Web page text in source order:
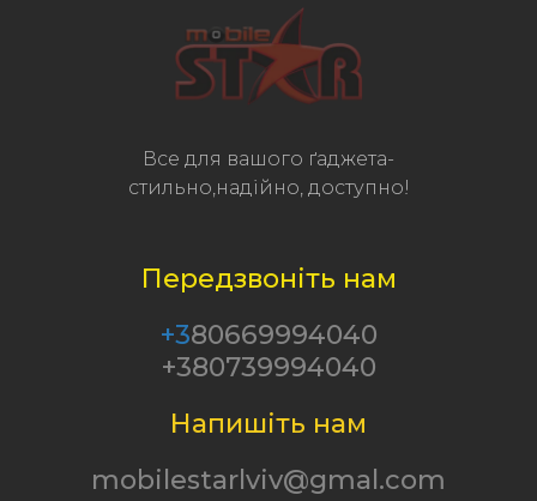
Все для вашого ґаджета-
стильно,надійно, доступно!
Передзвоніть нам
+380669994040
+380739994040
Напишіть нам
mobilestarlviv@gmal.com